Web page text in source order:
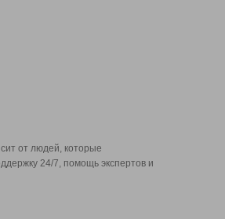
от людей, которые
24/7, помощь экспертов и